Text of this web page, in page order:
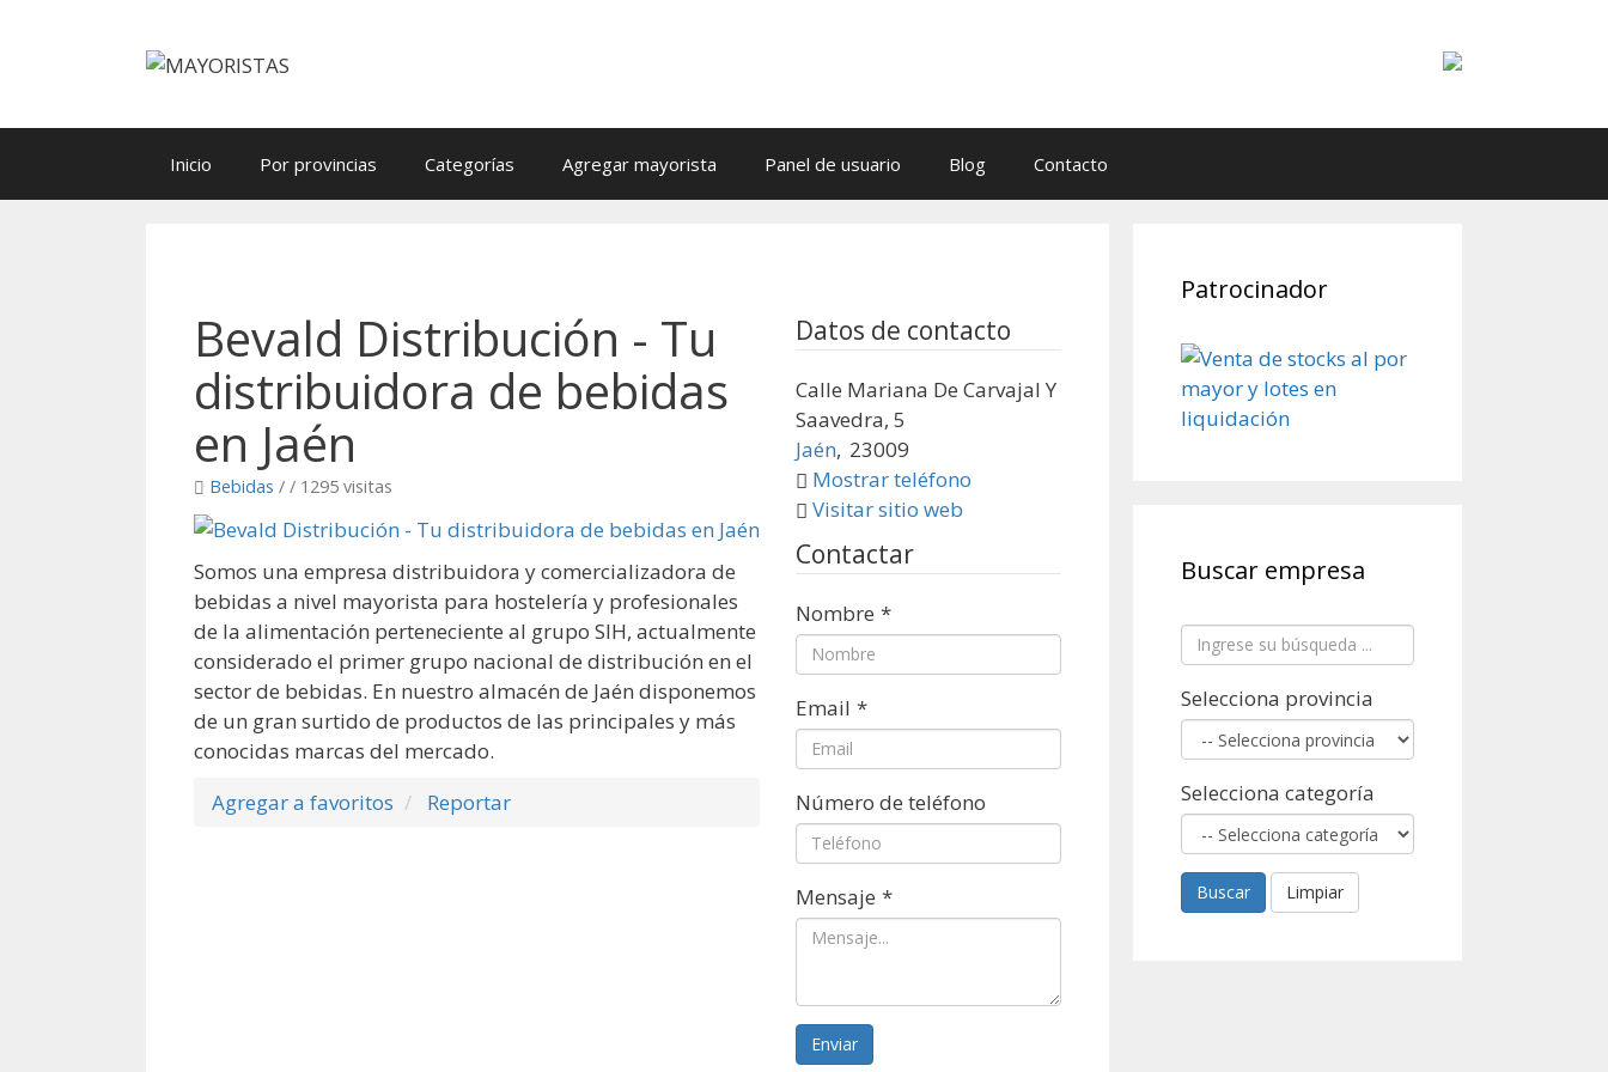
Inicio Por provincias Categorías Agregar mayorista Panel de usuario Blog Contacto
Bevald Distribución - Tu
distribuidora de bebidas
en Jaén
Bebidas / / 1295 visitas
Somos una empresa distribuidora y comercializadora de
bebidas a nivel mayorista para hostelería y profesionales
de la alimentación perteneciente al grupo SIH, actualmente
considerado el primer grupo nacional de distribución en el
sector de bebidas. En nuestro almacén de Jaén disponemos
de un gran surtido de productos de las principales y más
conocidas marcas del mercado.
Agregar a favoritos
Reportar
Datos de contacto
Calle Mariana De Carvajal Y
Saavedra, 5
Jaén, 23009
Mostrar teléfono
Visitar sitio web
Contactar
Nombre *
Email *
Número de teléfono
Mensaje *
Enviar
Patrocinador
Buscar empresa
Selecciona provincia
Selecciona categoría
Buscar Limpiar